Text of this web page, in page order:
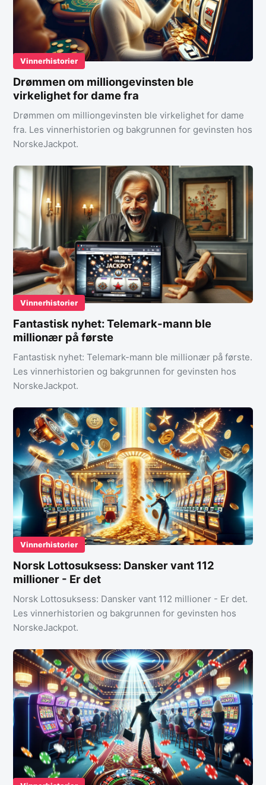
Vinnerhistorier
Drømmen om milliongevinsten ble
virkelighet for dame fra
Drømmen om milliongevinsten ble virkelighet for dame
fra. Les vinnerhistorien og bakgrunnen for gevinsten hos
NorskeJackpot.
Vinnerhistorier
Fantastisk nyhet: Telemark-mann ble
millionær på første
Fantastisk nyhet: Telemark-mann ble millionær på første.
Les vinnerhistorien og bakgrunnen for gevinsten hos
NorskeJackpot.
Vinnerhistorier
Norsk Lottosuksess: Dansker vant 112
millioner - Er det
Norsk Lottosuksess: Dansker vant 112 millioner - Er det.
Les vinnerhistorien og bakgrunnen for gevinsten hos
NorskeJackpot.